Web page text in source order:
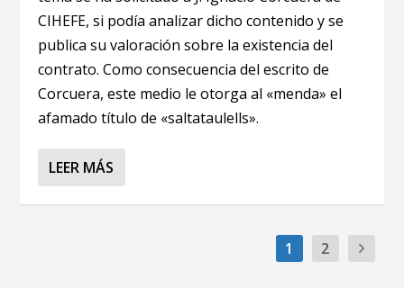
CIHEFE, si podía analizar dicho contenido y se
publica su valoración sobre la existencia del
contrato. Como consecuencia del escrito de
Corcuera, este medio le otorga al «menda» el
afamado título de «saltataulells».
LEER MÁS
1 2